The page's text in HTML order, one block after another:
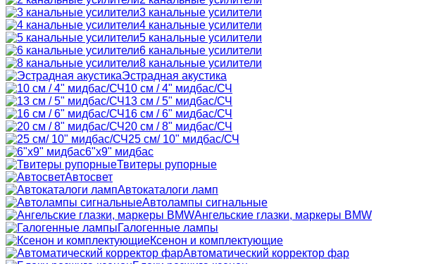
3 канальные усилители
4 канальные усилители
5 канальные усилители
6 канальные усилители
8 канальные усилители
Эстрадная акустика
10 см / 4" мидбас/СЧ
13 см / 5" мидбас/СЧ
16 см / 6" мидбас/СЧ
20 см / 8" мидбас/СЧ
25 см/ 10" мидбас/СЧ
6"x9" мидбас
Твитеры рупорные
Автосвет
Автокаталоги ламп
Автолампы сигнальные
Ангельские глазки, маркеры BMW
Галогенные лампы
Ксенон и комплектующие
Автоматический корректор фар